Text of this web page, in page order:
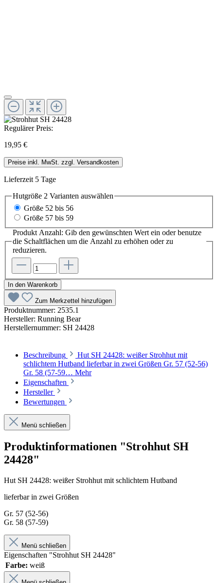
Regulärer Preis:
19,95 €
Preise inkl. MwSt. zzgl. Versandkosten
Lieferzeit 5 Tage
Hutgröße 2 Varianten auswählen
Größe 52 bis 56
Größe 57 bis 59
Produkt Anzahl: Gib den gewünschten Wert ein oder benutze
die Schaltflächen um die Anzahl zu erhöhen oder zu
reduzieren.
In den Warenkorb
Zum Merkzettel hinzufügen
Produktnummer: 2535.1
Hersteller: Running Bear
Herstellernummer: SH 24428
Beschreibung
Hut SH 24428: weißer Strohhut mit
schlichtem Hutband lieferbar in zwei Größen Gr. 57 (52-56)
Gr. 58 (57-59… Mehr
Eigenschaften
Hersteller
Bewertungen
Menü schließen
Produktinformationen "Strohhut SH
24428"
Hut SH 24428: weißer Strohhut mit schlichtem Hutband
lieferbar in zwei Größen
Gr. 57 (52-56)
Gr. 58 (57-59)
Menü schließen
Eigenschaften "Strohhut SH 24428"
Farbe: weiß